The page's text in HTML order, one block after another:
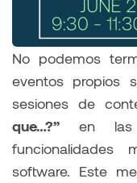
No podemos
eventos propios
sesiones de
que…?” en las
funcionalidades
software. Este